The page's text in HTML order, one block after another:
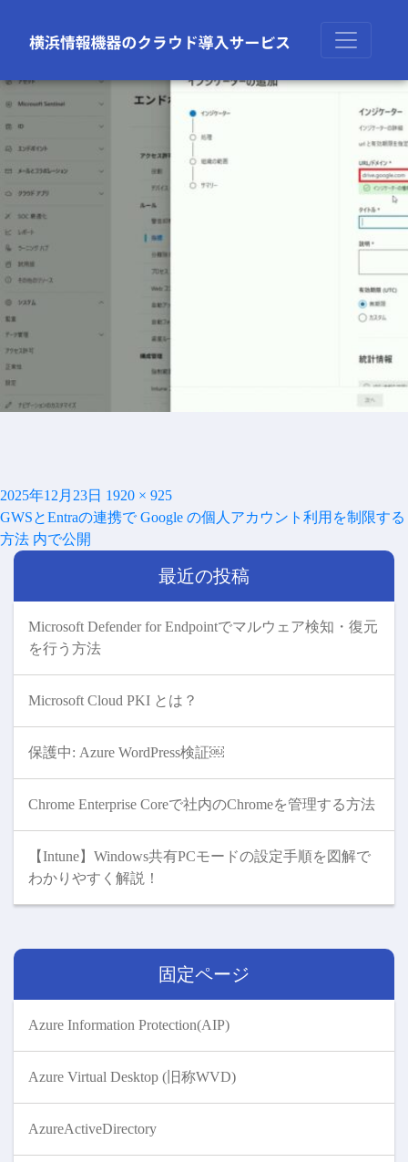
次の画像
投
稿
日:
2025年12月23日 フ
ル
1920 × 925
投
稿
ナ
GWSとEntraの連携で Google の個人アカウント利用を制限する
方法 内で公開
最近の投稿
Microsoft Defender for Endpointでマルウェア検知・復元
を行う方法
Microsoft Cloud PKI とは？
保護中: Azure WordPress検証￼
Chrome Enterprise Coreで社内のChromeを管理する方法
【Intune】Windows共有PCモードの設定手順を図解で
わかりやすく解説！
固定ページ
Azure Information Protection(AIP)
Azure Virtual Desktop (旧称WVD)
AzureActiveDirectory